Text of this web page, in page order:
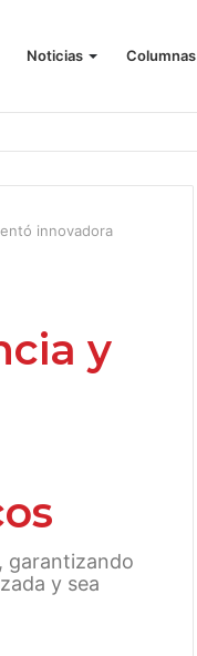
Noticias Columnas
innovadora
y
garantizando
y sea